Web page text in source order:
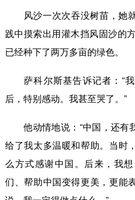
风沙一次次吞没树苗，她就
践中摸索出用灌木挡风固沙的
已经种下了两万多亩的绿色。
萨科尔斯基告诉记者：“我
后，特别感动。我甚至哭了。”
他动情地说：“中国，还有我
给了我太多温暖和帮助。当时
么方式感谢中国。后来，我
们、帮助中国变得更美，更能